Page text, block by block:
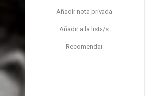
Añadir nota privada
Añadir a la lista/s
Recomendar